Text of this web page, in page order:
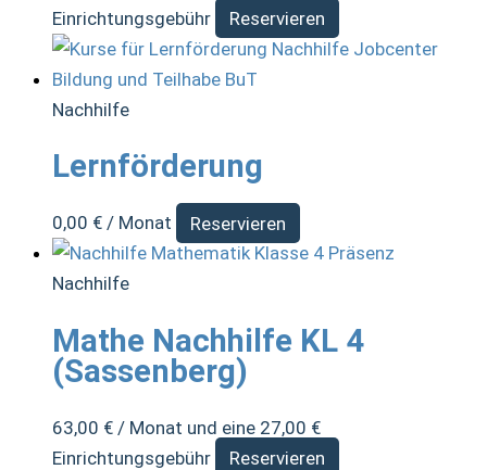
Einrichtungsgebühr
Reservieren
Nachhilfe
Lernförderung
0,00 € / Monat Reservieren
Nachhilfe
Mathe Nachhilfe KL 4
(Sassenberg)
63,00 € / Monat und eine 27,00 €
Einrichtungsgebühr
Reservieren